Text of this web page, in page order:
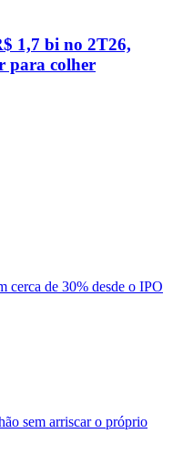
1,7 bi no 2T26,
para colher
cerca de 30% desde o IPO
sem arriscar o próprio